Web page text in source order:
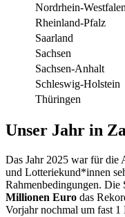
Nordrhein-Westfalen
Rheinland-Pfalz
Saarland
Sachsen
Sachsen-Anhalt
Schleswig-Holstein
Thüringen
Unser Jahr in
Das Jahr 2025 war für die
und Lotteriekund*innen
Rahmenbedingungen. Die
Millionen Euro das
Vorjahr nochmal um fast